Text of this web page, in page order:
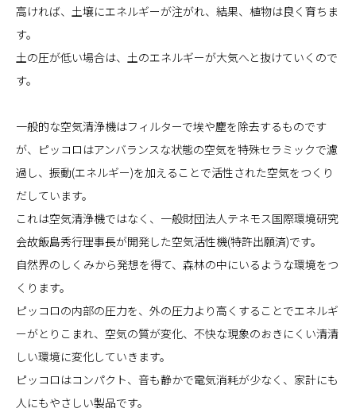
高ければ、土壌にエネルギーが注がれ、結果、植物は良く育ちま
す。
土の圧が低い場合は、土のエネルギーが大気へと抜けていくので
す。
一般的な空気清浄機はフィルターで埃や塵を除去するものです
が、ピッコロはアンバランスな状態の空気を特殊セラミックで濾
過し、振動(エネルギー)を加えることで活性された空気をつくり
だしています。
これは空気清浄機ではなく、一般財団法人テネモス国際環境研究
会故飯島秀行理事長が開発した空気活性機(特許出願済)です。
自然界のしくみから発想を得て、森林の中にいるような環境をつ
くります。
ピッコロの内部の圧力を、外の圧力より高くすることでエネルギ
ーがとりこまれ、空気の質が変化、不快な現象のおきにくい清清
しい環境に変化していきます。
ピッコロはコンパクト、音も静かで電気消耗が少なく、家計にも
人にもやさしい製品です。